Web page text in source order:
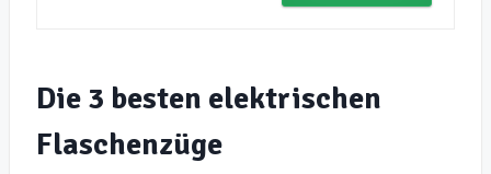
Die 3 besten elektrischen
Flaschenzüge